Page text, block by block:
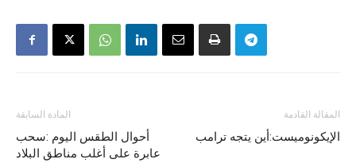
المادة السابقة
أحوال الطقس اليوم :سحب
عابرة على أغلب مناطق البلاد
المقالة القادمة
الإيكونوميست:أين يتجه ترامب